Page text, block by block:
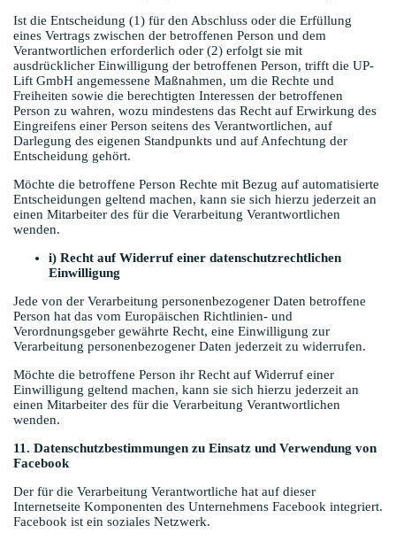
Ist die Entscheidung (1) für den Abschluss oder die Erfüllung
eines Vertrags zwischen der betroffenen Person und dem
Verantwortlichen erforderlich oder (2) erfolgt sie mit
ausdrücklicher Einwilligung der betroffenen Person, trifft die UP-
Lift GmbH angemessene Maßnahmen, um die Rechte und
Freiheiten sowie die berechtigten Interessen der betroffenen
Person zu wahren, wozu mindestens das Recht auf Erwirkung des
Eingreifens einer Person seitens des Verantwortlichen, auf
Darlegung des eigenen Standpunkts und auf Anfechtung der
Entscheidung gehört.
Möchte die betroffene Person Rechte mit Bezug auf automatisierte
Entscheidungen geltend machen, kann sie sich hierzu jederzeit an
einen Mitarbeiter des für die Verarbeitung Verantwortlichen
wenden.
i) Recht auf Widerruf einer datenschutzrechtlichen
Einwilligung
Jede von der Verarbeitung personenbezogener Daten betroffene
Person hat das vom Europäischen Richtlinien- und
Verordnungsgeber gewährte Recht, eine Einwilligung zur
Verarbeitung personenbezogener Daten jederzeit zu widerrufen.
Möchte die betroffene Person ihr Recht auf Widerruf einer
Einwilligung geltend machen, kann sie sich hierzu jederzeit an
einen Mitarbeiter des für die Verarbeitung Verantwortlichen
wenden.
11. Datenschutzbestimmungen zu Einsatz und Verwendung von
Facebook
Der für die Verarbeitung Verantwortliche hat auf dieser
Internetseite Komponenten des Unternehmens Facebook integriert.
Facebook ist ein soziales Netzwerk.